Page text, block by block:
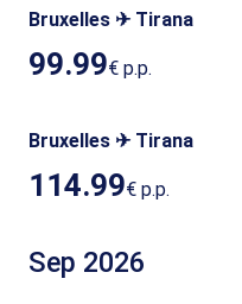
Bruxelles ✈ Tirana
99.99€ p.p.
Bruxelles ✈ Tirana
114.99€ p.p.
Sep 2026